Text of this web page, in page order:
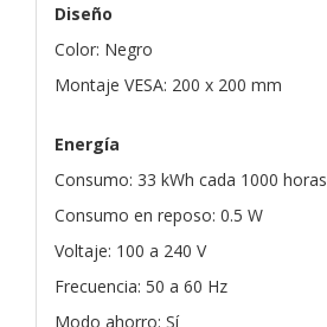
Diseño
Color: Negro
Montaje VESA: 200 x 200 mm
Energía
Consumo: 33 kWh cada 1000 horas
Consumo en reposo: 0.5 W
Voltaje: 100 a 240 V
Frecuencia: 50 a 60 Hz
Modo ahorro: Sí